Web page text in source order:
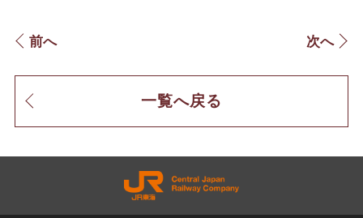
前へ 次へ
一覧へ戻る